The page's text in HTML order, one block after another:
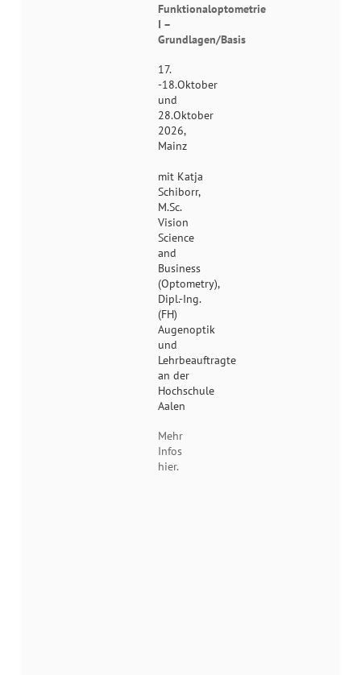
Funktionaloptometrie
I –
Grundlagen/Basis
17.
-18.Oktober
und
28.Oktober
2026,
Mainz
mit Katja
Schiborr,
M.Sc.
Vision
Science
and
Business
(Optometry),
Dipl.-Ing.
(FH)
Augenoptik
und
Lehrbeauftragte
an der
Hochschule
Aalen
Mehr
Infos
hier.